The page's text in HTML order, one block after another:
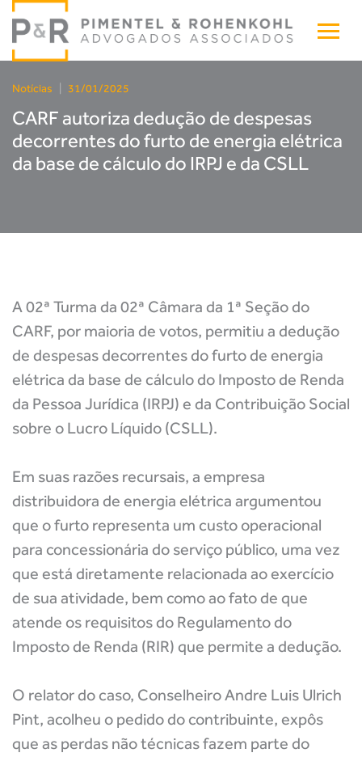
Notícias 31/01/2025
CARF autoriza dedução de despesas
decorrentes do furto de energia elétrica
da base de cálculo do IRPJ e da CSLL
A 02ª Turma da 02ª Câmara da 1ª Seção do
CARF, por maioria de votos, permitiu a dedução
de despesas decorrentes do furto de energia
elétrica da base de cálculo do Imposto de Renda
da Pessoa Jurídica (IRPJ) e da Contribuição Social
sobre o Lucro Líquido (CSLL).
Em suas razões recursais, a empresa
distribuidora de energia elétrica argumentou
que o furto representa um custo operacional
para concessionária do serviço público, uma vez
que está diretamente relacionada ao exercício
de sua atividade, bem como ao fato de que
atende os requisitos do Regulamento do
Imposto de Renda (RIR) que permite a dedução.
O relator do caso, Conselheiro Andre Luis Ulrich
Pint, acolheu o pedido do contribuinte, expôs
que as perdas não técnicas fazem parte do